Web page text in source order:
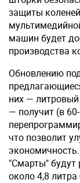
защиты
машин будет
производства
Обновлению
них —
— получит (в
что позволит
"Смарты" будут
около 4,8